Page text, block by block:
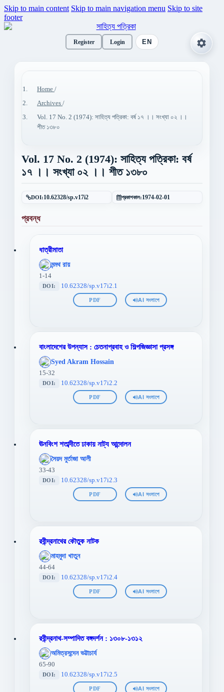
Skip to main content Skip to main navigation menu Skip to site
footer
Register Login EN
Home /
Archives /
Vol. 17 No. 2 (1974): সাহিত্য পত্রিকা: বর্ষ ১৭ ।। সংখ্যা ০২ ।।
শীত ১৩৮০
Vol. 17 No. 2 (1974): সাহিত্য পত্রিকা: বর্ষ
১৭ ।। সংখ্যা ০২ ।। শীত ১৩৮০
DOI:10.62328/sp.v17i2 প্রকাশকাল:1974-02-01
প্রবন্ধ
ধাত্রীমাতা
';
};">
মন্মথ রায়
1-14
DOI: 10.62328/sp.v17i2.1
PDF AI সংলাপে
বাংলাদেশের উপন্যাস : চেতনাপ্রবাহ ও শিল্পজিজ্ঞাসা প্রসঙ্গ
';
};">
Syed Akram Hossain
15-32
DOI: 10.62328/sp.v17i2.2
PDF AI সংলাপে
ঊনবিংশ শতাব্দীতে ঢাকায় নাট্য আন্দোলন
';
};">
সৈয়দ মুর্তাজা আলী
33-43
DOI: 10.62328/sp.v17i2.3
PDF AI সংলাপে
রবীন্দ্রনাথের কৌতুক নাটক
';
};">
মাহমুদা খাতুন
44-64
DOI: 10.62328/sp.v17i2.4
PDF AI সংলাপে
রবীন্দ্রনাথ-সম্পাদিত বঙ্গদর্শন : ১৩০৮-১৩১২
';
};">
অমিত্রসন্দেন ভট্টাচার্য
65-90
DOI: 10.62328/sp.v17i2.5
PDF AI সংলাপে